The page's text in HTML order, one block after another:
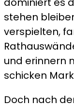
stehen
verspielten,
und erinnern
schicken
Doch nach